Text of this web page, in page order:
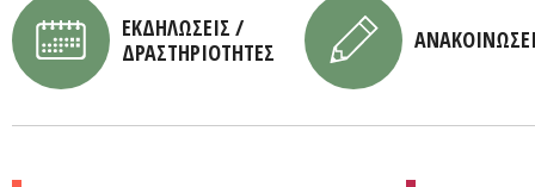
ΕΚΔΗΛΩΣΕΙΣ /
ΔΡΑΣΤΗΡΙΟΤΗΤΕΣ